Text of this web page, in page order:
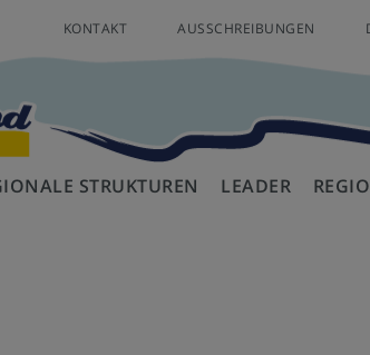
KONTAKT AUSSCHREIBUNGEN
STRUKTUREN
LEADER